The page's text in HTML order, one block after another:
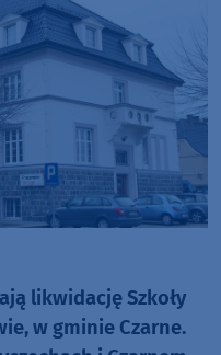
likwidację Szkoły
w gminie Czarne.